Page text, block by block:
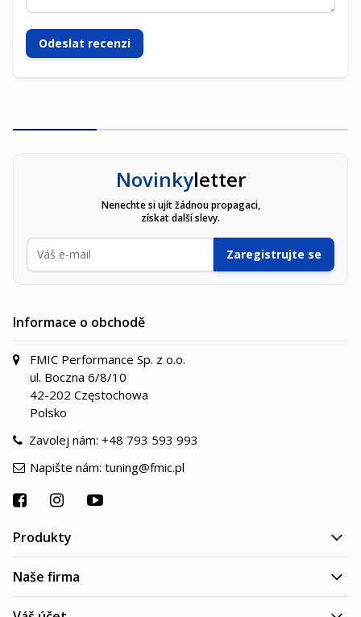
Odeslat recenzi
Novinkyletter
Nenechte si ujít žádnou propagaci,
získat další slevy.
E-mailová adresa
Zaregistrujte se
Informace o obchodě
FMIC Performance Sp. z o.o.
ul. Boczna 6/8/10
42-202 Częstochowa
Polsko
Zavolej nám: +48 793 593 993
Napište nám: tuning@fmic.pl
Produkty
Naše firma